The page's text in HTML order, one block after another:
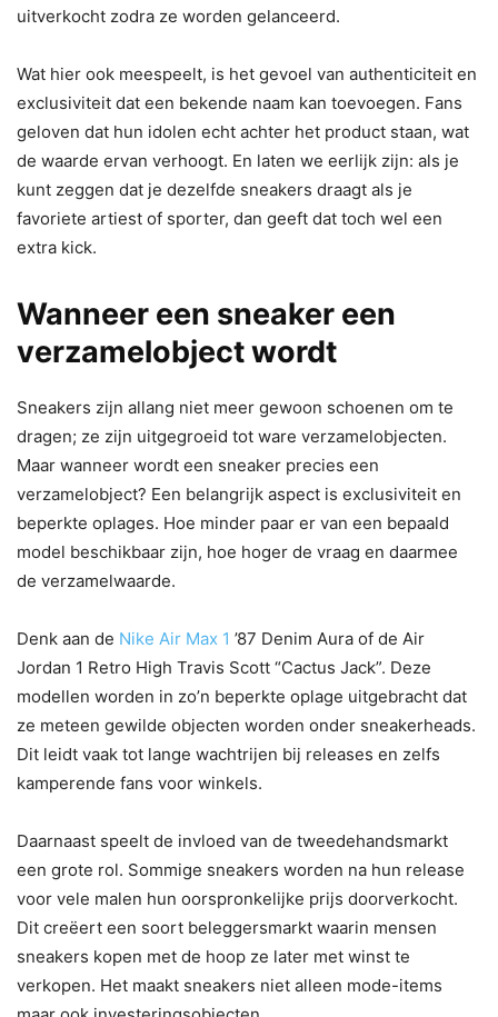
uitverkocht zodra ze worden gelanceerd.
Wat hier ook meespeelt, is het gevoel van authenticiteit en
exclusiviteit dat een bekende naam kan toevoegen. Fans
geloven dat hun idolen echt achter het product staan, wat
de waarde ervan verhoogt. En laten we eerlijk zijn: als je
kunt zeggen dat je dezelfde sneakers draagt als je
favoriete artiest of sporter, dan geeft dat toch wel een
extra kick.
Wanneer een sneaker een
verzamelobject wordt
Sneakers zijn allang niet meer gewoon schoenen om te
dragen; ze zijn uitgegroeid tot ware verzamelobjecten.
Maar wanneer wordt een sneaker precies een
verzamelobject? Een belangrijk aspect is exclusiviteit en
beperkte oplages. Hoe minder paar er van een bepaald
model beschikbaar zijn, hoe hoger de vraag en daarmee
de verzamelwaarde.
Denk aan de Nike Air Max 1 ’87 Denim Aura of de Air
Jordan 1 Retro High Travis Scott “Cactus Jack”. Deze
modellen worden in zo’n beperkte oplage uitgebracht dat
ze meteen gewilde objecten worden onder sneakerheads.
Dit leidt vaak tot lange wachtrijen bij releases en zelfs
kamperende fans voor winkels.
Daarnaast speelt de invloed van de tweedehandsmarkt
een grote rol. Sommige sneakers worden na hun release
voor vele malen hun oorspronkelijke prijs doorverkocht.
Dit creëert een soort beleggersmarkt waarin mensen
sneakers kopen met de hoop ze later met winst te
verkopen. Het maakt sneakers niet alleen mode-items